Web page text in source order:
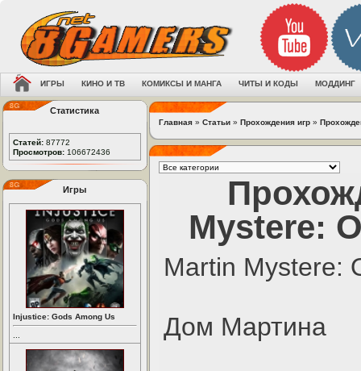
ИГРЫ КИНО И ТВ КОМИКСЫ И МАНГА ЧИТЫ И КОДЫ МОДДИНГ
Статистика
Статей: 87772
Просмотров: 106672436
Игры
Injustice: Gods Among Us
Главная » Статьи » Прохождения игр »
Mystere:
Martin Mystere:
Дом Мартина